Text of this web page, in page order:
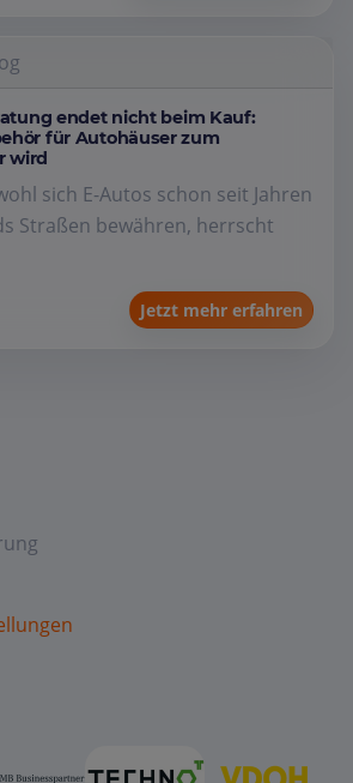
endet nicht beim Kauf:
für Autohäuser zum
wird
sich E-Autos schon seit Jahren
Straßen bewähren, herrscht
Jetzt mehr erfahren